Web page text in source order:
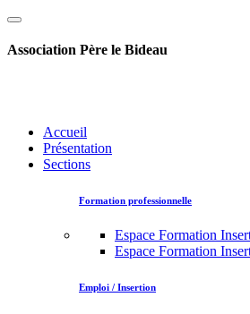
Association Père le Bideau
Accueil
Présentation
Sections
Formation professionnelle
Espace Formation
Espace Formation
Emploi / Insertion